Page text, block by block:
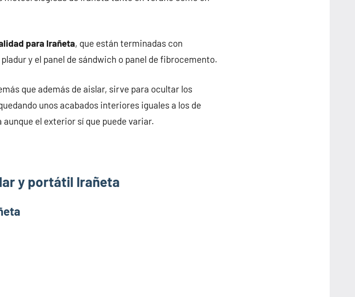
para Irañeta, que están terminadas con
y el panel de sándwich o panel de fibrocemento.
que además de aislar, sirve para ocultar los
unos acabados interiores iguales a los de
el exterior sí que puede variar.
y portátil Irañeta